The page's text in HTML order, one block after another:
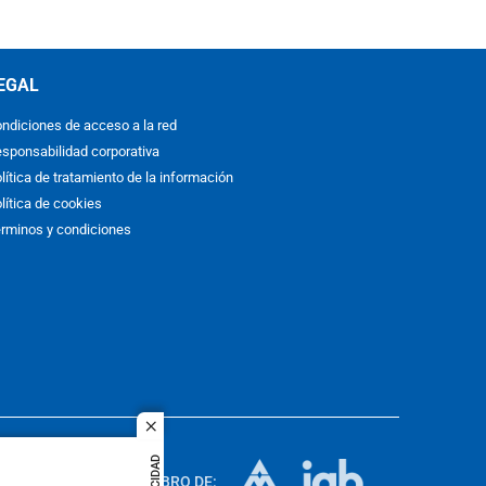
close
de acceso a la red
corporativa
de tratamiento de la información
de cookies
y condiciones
MIEMBRO DE: